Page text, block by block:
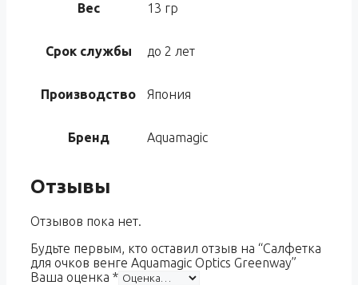
Вес 13 гр
Срок службы до 2 лет
Производство Япония
Бренд Aquamagic
Отзывы
Отзывов пока нет.
Будьте первым, кто оставил отзыв на “Салфетка
для очков венге Aquamagic Optics Greenway”
Ваша оценка *